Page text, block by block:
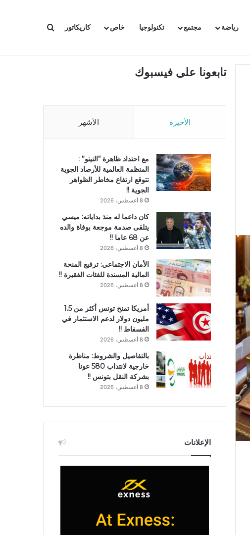
رياضة مجتمع تكنولوجيا خاص كاريكاتور بحث عن
تابعونا على فيسبوك
الأخيرة الأشهر
مع احتداد ظاهرة “النينو” :
المنظمة العالمية للأرصاد الجوية
تتوقع ارتفاع مخاطر الظواهر
الجوية !!
8 أغسطس، 2026
كان داعما له منذ بداياته: ميسي
يتلقى صدمة موجعة بوفاة والده
عن 68 عاما !!
8 أغسطس، 2026
الأمان الاجتماعي: ترفيع المنحة
المالية المسندة للفئات الفقيرة !!
8 أغسطس، 2026
أمريكا تمنح تونس أكثر من 1.5
مليون دولار لدعم الاستثمار في
الفسفاط !!
8 أغسطس، 2026
بالتفاصيل والشروط: مناظرة
خارجية لانتداب 580 عونا
بشركة النقل بتونس !!
8 أغسطس، 2026
الإعلانات